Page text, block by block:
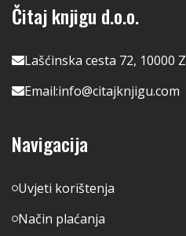
Čitaj knjigu d.o.o.
Lašćinska cesta 72, 10000
Email:info@citajknjigu.com
Navigacija
Uvjeti korištenja
Način plaćanja